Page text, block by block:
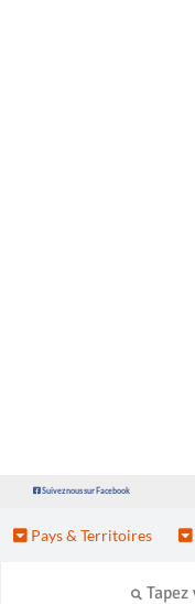
Suivez nous sur Facebook
Pays & Territoires